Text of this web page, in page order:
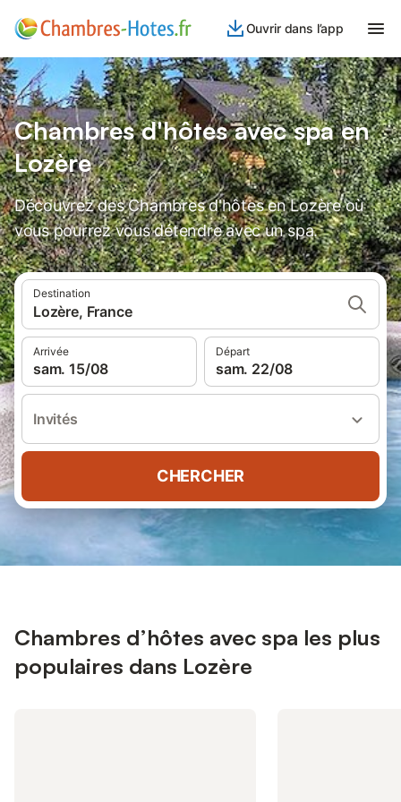
Ouvrir dans l’app
Chambres d'hôtes avec spa en
Lozère
Découvrez des Chambres d'hôtes en Lozère où
vous pourrez vous détendre avec un spa.
Destination
Lozère, France
Arrivée
sam. 15/08
Départ
sam. 22/08
Invités
CHERCHER
Chambres d’hôtes avec spa les plus
populaires dans Lozère